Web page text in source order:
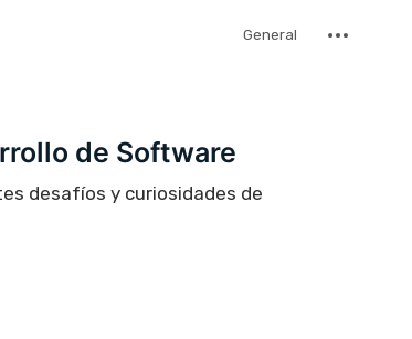
General
de Software
desafíos y curiosidades de